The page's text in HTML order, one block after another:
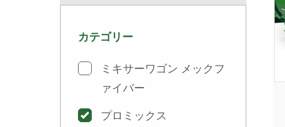
カテゴリー
ミキサーワゴン メックフ
ァイバー
プロミックス